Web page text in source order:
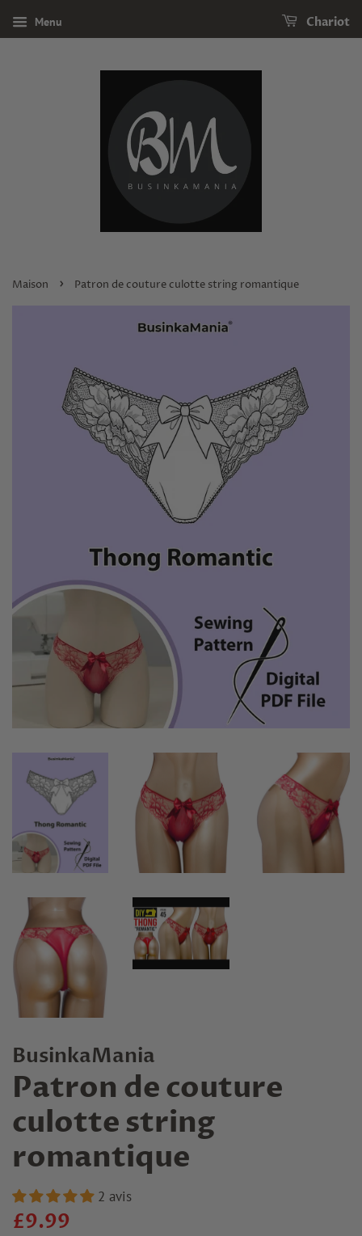
Menu Chariot
Maison › Patron de couture culotte string romantique
BusinkaMania
Patron de couture
culotte string
romantique
2 avis
Prix
£9.99